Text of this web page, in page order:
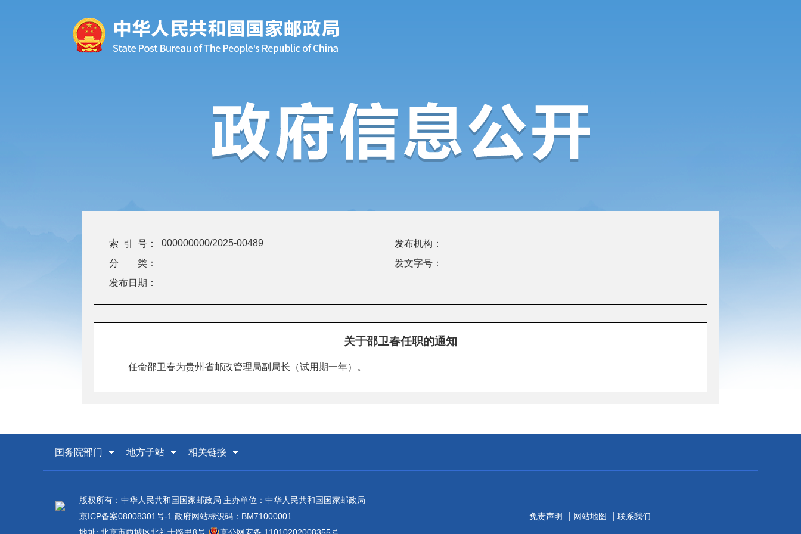
索 引 号： 000000000/2025-00489
发布机构：
分 类：
发文字号：
发布日期：
关于邵卫春任职的通知
任命邵卫春为贵州省邮政管理局副局长（试用期一年）。
国务院部门 地方子站 相关链接
版权所有：中华人民共和国国家邮政局 主办单位：中华人民共和国国家邮政局
京ICP备案08008301号-1 政府网站标识码：BM71000001
免责声明 网站地图 联系我们